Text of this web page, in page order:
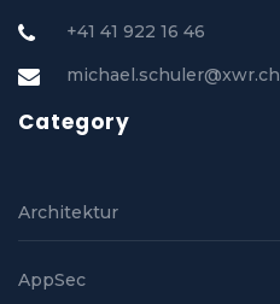
+41 41 922 16 46
michael.schuler@xwr.ch
Category
Architektur
AppSec